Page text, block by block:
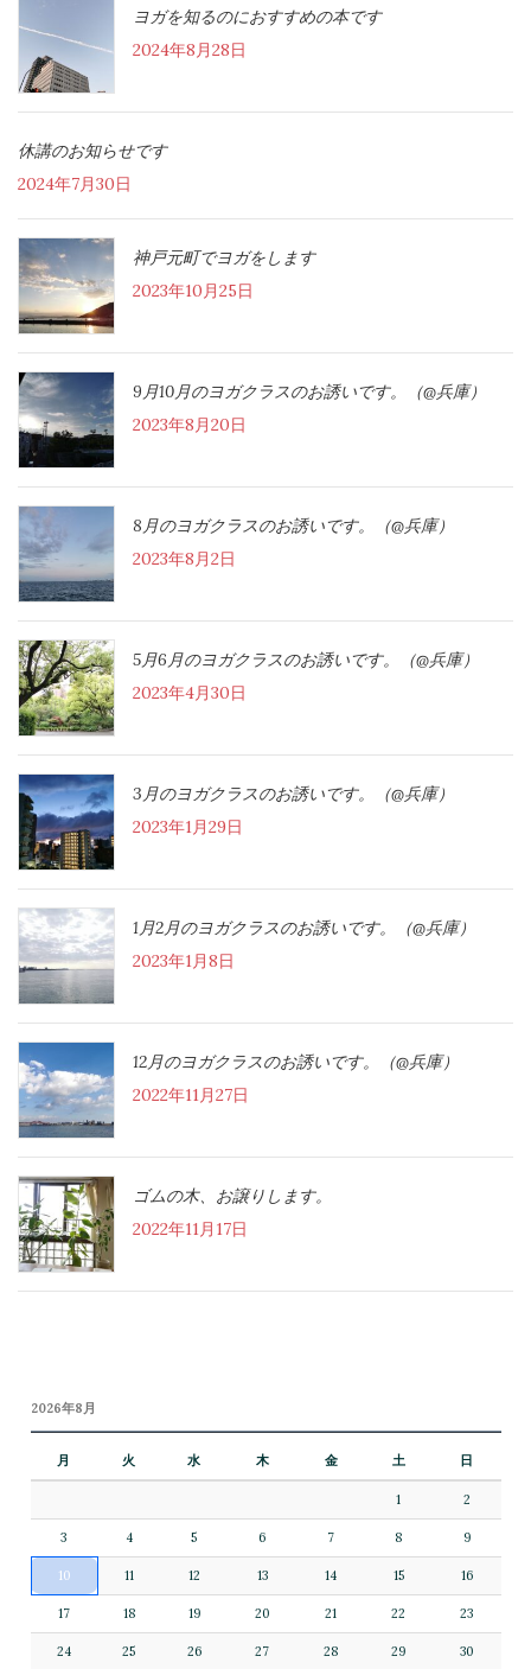
ヨガを知るのにおすすめの本です
2024年8月28日
休講のお知らせです
2024年7月30日
神戸元町でヨガをします
2023年10月25日
9月10月のヨガクラスのお誘いです。（@兵庫）
2023年8月20日
8月のヨガクラスのお誘いです。（@兵庫）
2023年8月2日
5月6月のヨガクラスのお誘いです。（@兵庫）
2023年4月30日
3月のヨガクラスのお誘いです。（@兵庫）
2023年1月29日
1月2月のヨガクラスのお誘いです。（@兵庫）
2023年1月8日
12月のヨガクラスのお誘いです。（@兵庫）
2022年11月27日
ゴムの木、お譲りします。
2022年11月17日
2026年8月
月 火 水 木 金 土 日
1 2
3 4 5 6 7 8 9
10 11 12 13 14 15 16
17 18 19 20 21 22 23
24 25 26 27 28 29 30